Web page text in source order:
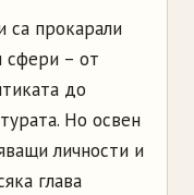
са прокарали
сфери – от
до
Но освен
личности и
глава